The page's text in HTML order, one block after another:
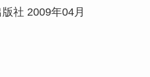
社 2009年04月